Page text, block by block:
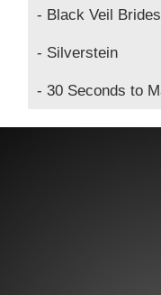
- Black Veil Brides
- Silverstein
- 30 Seconds to